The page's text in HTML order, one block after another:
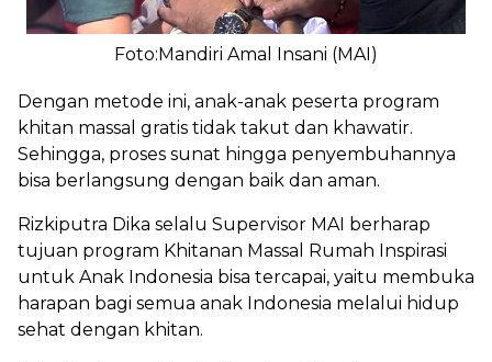
Foto:Mandiri Amal Insani (MAI)
Dengan metode ini, anak-anak peserta program
khitan massal gratis tidak takut dan khawatir.
Sehingga, proses sunat hingga penyembuhannya
bisa berlangsung dengan baik dan aman.
Rizkiputra Dika selalu Supervisor MAI berharap
tujuan program Khitanan Massal Rumah Inspirasi
untuk Anak Indonesia bisa tercapai, yaitu membuka
harapan bagi semua anak Indonesia melalui hidup
sehat dengan khitan.